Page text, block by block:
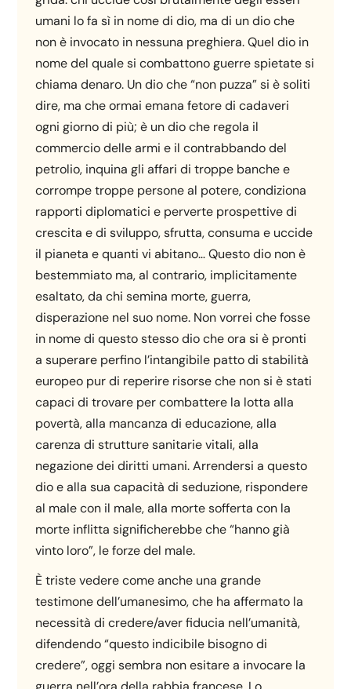
umani lo fa sì in nome di dio, ma di un dio che
non è invocato in nessuna preghiera. Quel dio in
nome del quale si combattono guerre spietate si
chiama denaro. Un dio che “non puzza” si è soliti
dire, ma che ormai emana fetore di cadaveri
ogni giorno di più; è un dio che regola il
commercio delle armi e il contrabbando del
petrolio, inquina gli affari di troppe banche e
corrompe troppe persone al potere, condiziona
rapporti diplomatici e perverte prospettive di
crescita e di sviluppo, sfrutta, consuma e uccide
il pianeta e quanti vi abitano… Questo dio non è
bestemmiato ma, al contrario, implicitamente
esaltato, da chi semina morte, guerra,
disperazione nel suo nome. Non vorrei che fosse
in nome di questo stesso dio che ora si è pronti
a superare perfino l’intangibile patto di stabilità
europeo pur di reperire risorse che non si è stati
capaci di trovare per combattere la lotta alla
povertà, alla mancanza di educazione, alla
carenza di strutture sanitarie vitali, alla
negazione dei diritti umani. Arrendersi a questo
dio e alla sua capacità di seduzione, rispondere
al male con il male, alla morte sofferta con la
morte inflitta significherebbe che “hanno già
vinto loro”, le forze del male.
È triste vedere come anche una grande
testimone dell’umanesimo, che ha affermato la
necessità di credere/aver fiducia nell’umanità,
difendendo “questo indicibile bisogno di
credere”, oggi sembra non esitare a invocare la